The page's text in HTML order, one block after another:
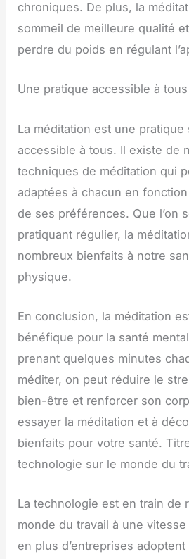
chroniques. De plus, la
sommeil de meilleure qualité
perdre du poids en régulant
Une pratique accessible à tous
La méditation est une pratique
accessible à tous. Il existe de
techniques de méditation qui
adaptées à chacun en
de ses préférences. Que l’on
pratiquant régulier, la
nombreux bienfaits à notre
physique.
En conclusion, la méditation
bénéfique pour la santé
prenant quelques minutes
méditer, on peut réduire le
bien-être et renforcer son
essayer la méditation et à
bienfaits pour votre santé.
technologie sur le monde du
La technologie est en train de
monde du travail à une
en plus d’entreprises